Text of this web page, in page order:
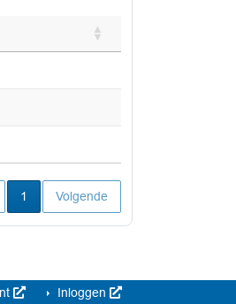
1 Huidige pagina
Volgende
Inloggen